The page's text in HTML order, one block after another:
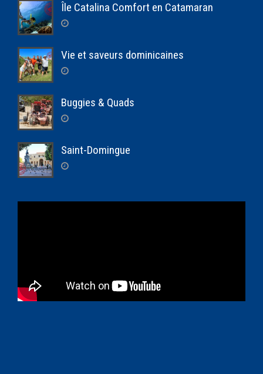
Île Catalina Comfort en Catamaran
Vie et saveurs dominicaines
Buggies & Quads
Saint-Domingue